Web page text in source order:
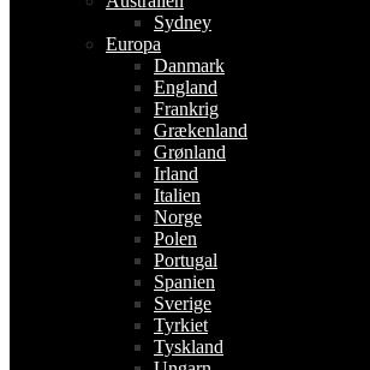
Sydney
Europa
Danmark
England
Frankrig
Grækenland
Grønland
Irland
Italien
Norge
Polen
Portugal
Spanien
Sverige
Tyrkiet
Tyskland